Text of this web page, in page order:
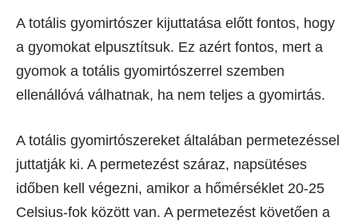
A totális gyomirtószer kijuttatása előtt fontos, hogy
a gyomokat elpusztítsuk. Ez azért fontos, mert a
gyomok a totális gyomirtószerrel szemben
ellenállóvá válhatnak, ha nem teljes a gyomirtás.
A totális gyomirtószereket általában permetezéssel
juttatják ki. A permetezést száraz, napsütéses
időben kell végezni, amikor a hőmérséklet 20-25
Celsius-fok között van. A permetezést követően a